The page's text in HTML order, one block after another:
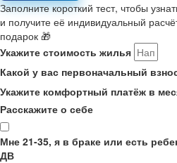
Заполните короткий тест, чтобы
и получите её индивидуальный
подарок 🎁
Укажите стоимость жилья
Какой у вас первоначальный
Укажите комфортный платёж в
Расскажите о себе
Мне 21-35, я в браке или есть
ДВ